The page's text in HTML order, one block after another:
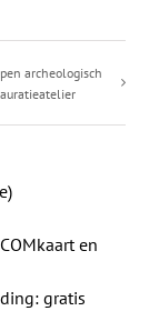
archeologisch
en
gratis